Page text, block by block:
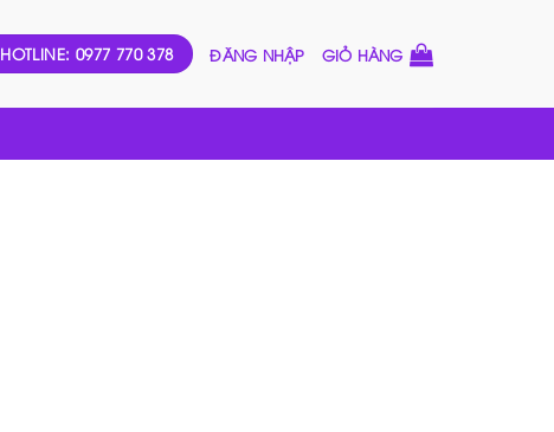
HOTLINE: 0977 770 378 ĐĂNG NHẬP GIỎ HÀNG